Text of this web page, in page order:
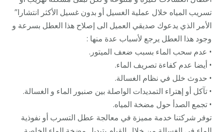
تسريب المياه خلال عملية الغسيل أو بدون غسيل الأكثر انتشارا”
الأمر الذي يدعوك صديقي العميل الى إصلاح هذا العطل بسرعة و
وجود هذا العطل يرجع لأسباب عدة منها :
• عدم سحب الماء بسبب ضعف الميتور.
• أيضا عدم كفاءة تصريف الماء.
• حدوث خلل في نظام الغسالة.
• تآكل أو إهتراء التمديدات الواصلة بين صنبور الماء و الغسالة.
• تجمع الصدأ حول مضخة المياه.
توفر شركتنا خدمة مميزة في معالجة عطل التسرب أو نفوذية